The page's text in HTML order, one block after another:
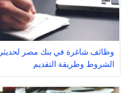
الشروط وطريقة التقديم